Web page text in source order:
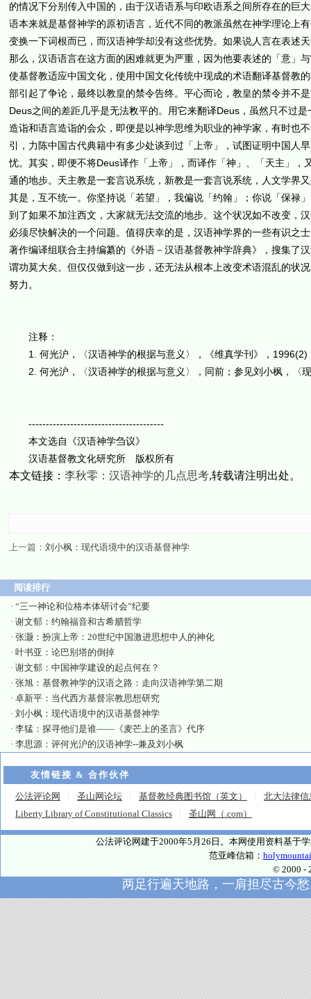
的情况下分别传入中国的，由于汉语语系与印欧语系之间所存在的巨
语本来就是基督神学的原初语言，近代不同的教派虽然在神学理论上
变换一下词根而已，而汉语神学却没有这些优势。如果说人言在表述
那么，汉语语言在这方面的困难就更为严重，因为他要表述的「意」
使基督教适应中国文化，使用中国文化传统中现成的术语翻译基督教
部引起了争论，最终以教皇的禁令告终。平心而论，教皇的禁令并不
Deus之间的差距几乎是无法敉平的。用它来翻译Deus，虽然只不过
造诣和语言造诣的会众，即便是以神学思维为职业的神学家，有时也
引，力陈中国古代典籍中有多少处谈到过「上帝」，试图证明中国人
忧。其实，即便不将Deus译作「上帝」，而译作「神」、「天主」
通的地步。天主教是一套言说系统，新教是一套言说系统，人文学界
其是，互不统一。你坚持说「若望」，我偏说「约翰」；你说「保禄
到了如果不加注西文，大家就无法交流的地步。这个状况如不改变，
必须尽快解决的一个问题。值得庆幸的是，汉语神学界的一些有识之
著作编译组联合主持编纂的《外语－汉语基督教神学辞典》，搜集了
谓功莫大矣。但仅仅做到这一步，还无法从根本上改变术语混乱的状
努力。
注释：
1. 何光沪，〈汉语神学的根据与意义〉，《维真学刊》，1996(2)
2. 何光沪，〈汉语神学的根据与意义〉，同前；参见刘小枫，〈
---------------------------------------
本文选自《汉语神学刍议》
汉语基督教文化研究所 版权所有
本文链接： 李秋零：汉语神学的几点思考,转载请注明出处。
上一篇： 刘小枫：现代语境中的汉语基督神学
阅读排行
· “三一神论和位格本体研讨会”纪要
· 谢文郁：约翰福音和古希腊哲学
· 张灏：扮演上帝：20世纪中国激进思想中人的神化
· 叶书亚：论巴别塔的倒掉
· 谢文郁：中国神学建设的起点何在？
· 张旭：基督教神学的汉语之路：走向汉语神学第二期
· 卓新平：当代西方基督宗教思想研究
· 刘小枫：现代语境中的汉语基督神学
· 李猛：探寻他们是谁——《麦芒上的圣言》代序
· 李思源：评何光沪的汉语神学--兼及刘小枫
友情链接 & 合作伙伴
公法评论网 圣山网论坛 基督教经典图书馆（英文）
北大法律信
Liberty Library of Constitutional Classics
圣山网（.com）
公法评论网建于2000年5月26日。本网使用资料基于
范亚峰信箱：
© 2000 -
两足行遍天地路，一肩担尽古今